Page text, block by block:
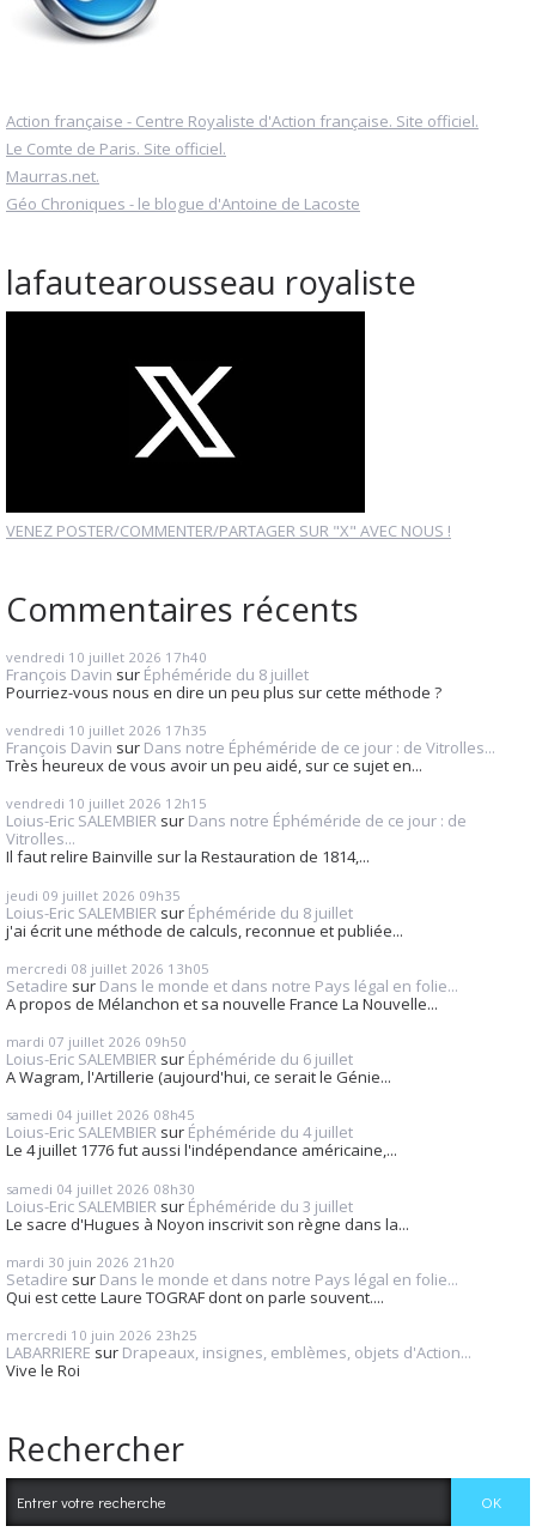
Action française - Centre Royaliste d'Action française. Site officiel.
Le Comte de Paris. Site officiel.
Maurras.net.
Géo Chroniques - le blogue d'Antoine de Lacoste
lafautearousseau royaliste
VENEZ POSTER/COMMENTER/PARTAGER SUR "X" AVEC NOUS !
Commentaires récents
vendredi 10 juillet 2026 17h40
François Davin sur Éphéméride du 8 juillet
Pourriez-vous nous en dire un peu plus sur cette méthode ?
vendredi 10 juillet 2026 17h35
François Davin sur Dans notre Éphéméride de ce jour : de Vitrolles...
Très heureux de vous avoir un peu aidé, sur ce sujet en...
vendredi 10 juillet 2026 12h15
Loius-Eric SALEMBIER sur Dans notre Éphéméride de ce jour : de
Vitrolles...
Il faut relire Bainville sur la Restauration de 1814,...
jeudi 09 juillet 2026 09h35
Loius-Eric SALEMBIER sur Éphéméride du 8 juillet
j'ai écrit une méthode de calculs, reconnue et publiée...
mercredi 08 juillet 2026 13h05
Setadire sur Dans le monde et dans notre Pays légal en folie...
A propos de Mélanchon et sa nouvelle France La Nouvelle...
mardi 07 juillet 2026 09h50
Loius-Eric SALEMBIER sur Éphéméride du 6 juillet
A Wagram, l'Artillerie (aujourd'hui, ce serait le Génie...
samedi 04 juillet 2026 08h45
Loius-Eric SALEMBIER sur Éphéméride du 4 juillet
Le 4 juillet 1776 fut aussi l'indépendance américaine,...
samedi 04 juillet 2026 08h30
Loius-Eric SALEMBIER sur Éphéméride du 3 juillet
Le sacre d'Hugues à Noyon inscrivit son règne dans la...
mardi 30 juin 2026 21h20
Setadire sur Dans le monde et dans notre Pays légal en folie...
Qui est cette Laure TOGRAF dont on parle souvent....
mercredi 10 juin 2026 23h25
LABARRIERE sur Drapeaux, insignes, emblèmes, objets d'Action...
Vive le Roi
Rechercher